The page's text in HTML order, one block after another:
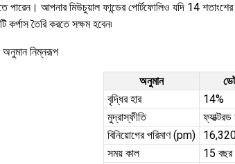
আপনার মিউচুয়াল ফান্ডের পোর্টফোলিও যদি 14
তৈরি করতে সক্ষম হবেন৷
অনুমান নিম্নরূপ
অনুমান
বৃদ্ধির হার
14%
মুদ্রাস্ফীতি
বিনিয়োগের পরিমাণ (pm)
সময় কাল
15 বছর